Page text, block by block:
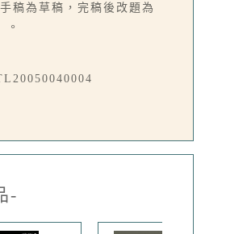
稿為草稿，完稿後改題為
。
-